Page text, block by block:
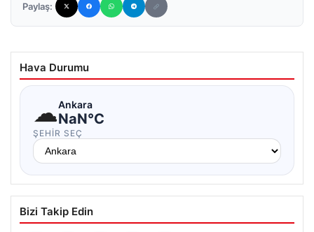
Paylaş:
Hava Durumu
☁Ankara
NaN°C
ŞEHIR SEÇ
Bizi Takip Edin